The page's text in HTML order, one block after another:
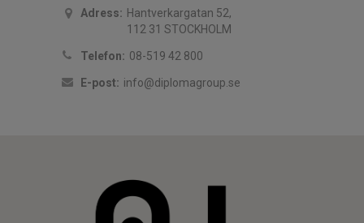
Adress: Hantverkargatan 52,
112 31 STOCKHOLM
Telefon: 08-519 42 800
E-post: info@diplomagroup.se